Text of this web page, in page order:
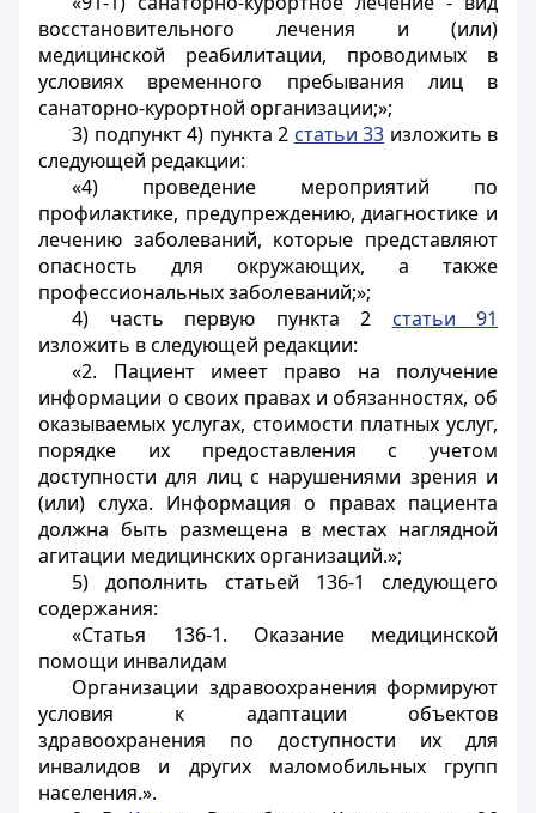
восстановительного лечения и (или)
медицинской реабилитации, проводимых в
условиях временного пребывания лиц в
санаторно-курортной организации;»;
3) подпункт 4) пункта 2 статьи 33 изложить в
следующей редакции:
«4) проведение мероприятий по
профилактике, предупреждению, диагностике и
лечению заболеваний, которые представляют
опасность для окружающих, а также
профессиональных заболеваний;»;
4) часть первую пункта 2 статьи 91
изложить в следующей редакции:
«2. Пациент имеет право на получение
информации о своих правах и обязанностях, об
оказываемых услугах, стоимости платных услуг,
порядке их предоставления с учетом
доступности для лиц с нарушениями зрения и
(или) слуха. Информация о правах пациента
должна быть размещена в местах наглядной
агитации медицинских организаций.»;
5) дополнить статьей 136-1 следующего
содержания:
«Статья 136-1. Оказание медицинской
помощи инвалидам
Организации здравоохранения формируют
условия к адаптации объектов
здравоохранения по доступности их для
инвалидов и других маломобильных групп
населения.».